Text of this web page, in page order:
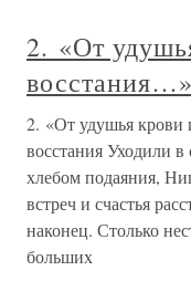
2. «От
восстания…»
2. «От удушья
восстания Уходили
хлебом подаяния,
встреч и счастья
наконец. Столько
больших